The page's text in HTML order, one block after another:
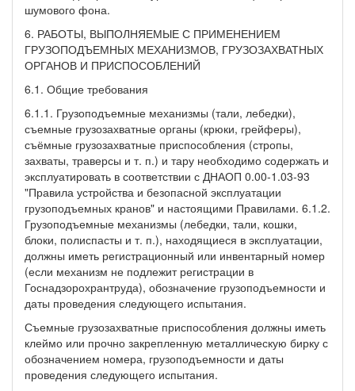
шумового фона.
6. РАБОТЫ, ВЫПОЛНЯЕМЫЕ С ПРИМЕНЕНИЕМ
ГРУЗОПОДЪЕМНЫХ МЕХАНИЗМОВ, ГРУЗОЗАХВАТНЫХ
ОРГАНОВ И ПРИСПОСОБЛЕНИЙ
6.1. Общие требования
6.1.1. Грузоподъемные механизмы (тали, лебедки),
съемные грузозахватные органы (крюки, грейферы),
съёмные грузозахватные приспособления (стропы,
захваты, траверсы и т. п.) и тару необходимо содержать и
эксплуатировать в соответствии с ДНАОП 0.00-1.03-93
"Правила устройства и безопасной эксплуатации
грузоподъемных кранов" и настоящими Правилами. 6.1.2.
Грузоподъемные механизмы (лебедки, тали, кошки,
блоки, полиспасты и т. п.), находящиеся в эксплуатации,
должны иметь регистрационный или инвентарный номер
(если механизм не подлежит регистрации в
Госнадзорохрантруда), обозначение грузоподъемности и
даты проведения следующего испытания.
Съемные грузозахватные приспособления должны иметь
клеймо или прочно закрепленную металлическую бирку с
обозначением номера, грузоподъемности и даты
проведения следующего испытания.